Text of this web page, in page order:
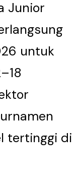
Junior
untuk
tertinggi di